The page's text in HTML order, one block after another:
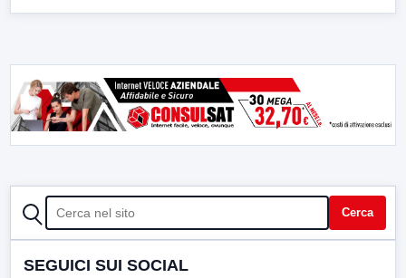
CERCA Cerca
SEGUICI SUI SOCIAL